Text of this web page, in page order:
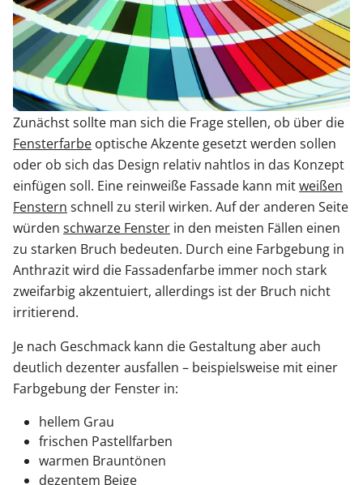
Zunächst sollte man sich die Frage stellen, ob über die
Fensterfarbe optische Akzente gesetzt werden sollen
oder ob sich das Design relativ nahtlos in das Konzept
einfügen soll. Eine reinweiße Fassade kann mitweißen
Fenstern schnell zu steril wirken. Auf der anderen Seite
würden schwarze Fenster in den meisten Fällen einen
zu starken Bruch bedeuten. Durch eine Farbgebung in
Anthrazit wird die Fassadenfarbe immer noch stark
zweifarbig akzentuiert, allerdings ist der Bruch nicht
irritierend.
Je nach Geschmack kann die Gestaltung aber auch
deutlich dezenter ausfallen – beispielsweise mit einer
Farbgebung der Fenster in:
hellem Grau
frischen Pastellfarben
warmen Brauntönen
dezentem Beige